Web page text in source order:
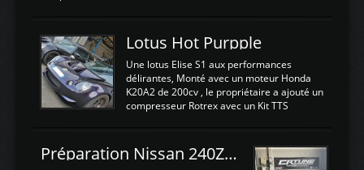
est temps de brancher le ...
légere découpe du plastique inferieur,
negénant en rien la structure ou le
fonctionnement du fond plat. Une
reprogrammation Stage 2 est faite sur le
calculateur d'origine. Une alternative
économique au passage sur Hondata
d'origine 310cv et 400Nn , Une fois
reprogrammé et les ...
Lotus Hot Purpple
Une lotus Elise S1 aux performances
délirantes, Monté avec un moteur Honda
K20A2 de 200cv , le propriétaire a ajouté un
compresseur Rotrex avec un Kit TTS
d'augmenter la puissance de son moteur:
un watercooler a été ajouté. 300Cv sans
Préparation Nissan 240Z SR20DET